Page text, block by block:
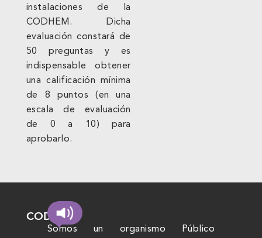
instalaciones de la
CODHEM. Dicha
evaluación constará de
50 preguntas y es
indispensable obtener
una calificación mínima
de 8 puntos (en una
escala de evaluación
de 0 a 10) para
aprobarlo.
CODHEM
Somos un organismo Público